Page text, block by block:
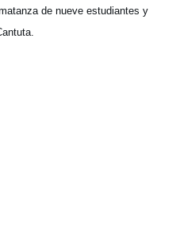
de nueve estudiantes y